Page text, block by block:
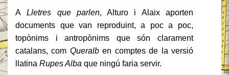
ALletres que parlen, Alturo i Alaix aporten
documents que van reproduint, a poc a poc,
topònims i antropònims que són clarament
catalans, com Queralben comptes de la versió
llatina Rupes Alba que ningú faria servir.